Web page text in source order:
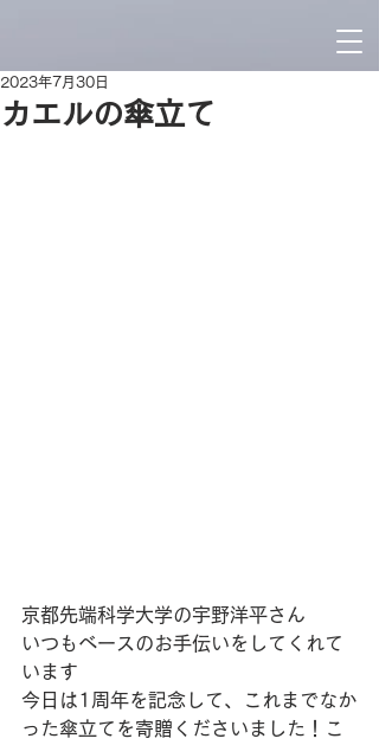
カエルの傘立て
2023年7月30日
京都先端科学大学の宇野洋平さん
いつもベースのお手伝いをしてくれて
います
今日は1周年を記念して、これまでなか
った傘立てを寄贈くださいました！こ